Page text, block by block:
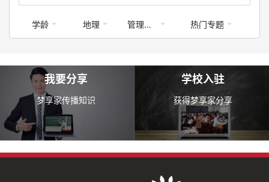
学龄 地理 管理学-政府部门 热门专题
我要分享
梦享家传播知识
学校入驻
获得梦享家分享